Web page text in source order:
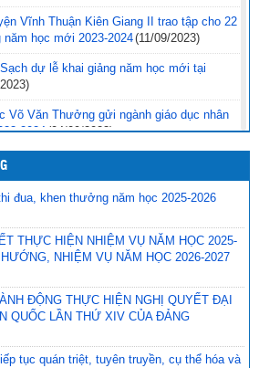
Vĩnh Thuận Kiên Giang II trao tập cho 22
học mới 2023-2024(11/09/2023)
dự lễ khai giảng năm học mới tại
Võ Văn Thưởng gửi ngành giáo dục nhân
2024(04/09/2023)
dục trên địa bàn huyện Vĩnh Thuận trong
08/2023)
năm học mới 2023-2024
2023 và triển khai phương hướng, nhiệm
2024(30/08/2023)
sinh có hoàn cảnh khó khăn trước thềm
Giang tặng Quỹ khuyến học huyện Vĩnh
2023-2024 (15/08/2023)
đua, khen thưởng năm học 2025-2026
THỰC HIỆN NHIỆM VỤ NĂM HỌC 2025-
NHIỆM VỤ NĂM HỌC 2026-2027
ĐỘNG THỰC HIỆN NGHỊ QUYẾT ĐẠI
QUỐC LẦN THỨ XIV CỦA ĐẢNG
tục quán triệt, tuyên truyền, cụ thể hóa và